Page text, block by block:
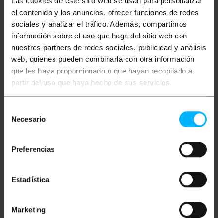
el contenido y los anuncios, ofrecer funciones de redes
sociales y analizar el tráfico. Además, compartimos
información sobre el uso que haga del sitio web con
nuestros partners de redes sociales, publicidad y análisis
web, quienes pueden combinarla con otra información
que les haya proporcionado o que hayan recopilado a
partir del uso que haya hecho de sus servicios.
Necesario
Preferencias
Estadística
Marketing
Beschreibung
305 m Kategorie 6a FTP solid
Netzwerkkabeltrommel.
Datenübertragungsgeschwindigkeit bis zu 10Gbps
(10000Mbps) mit einer Bandbreite von bis zu 500
Mhz. 4-paarige Ethernet-Kabeltrommel (8 Litzen
verdrillt 2 Zoll 2) und gemäß dem ANSI/TIA-568-C-
Standard. Konzipiert für den Einsatz in
Videoanwendungen, Videokonferenzen ggf. mit
Kameras, Modems oder Netzwerkelektronik im
Büros, Lagerhäusern, Rechenzentren oder an jedem
anderen Ort für den professionellen Einsatz.